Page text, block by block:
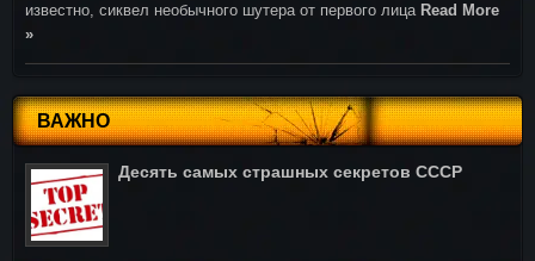
известно, сиквел необычного шутера от первого лица Read More
»
ВАЖНО
Десять самых страшных секретов СССР